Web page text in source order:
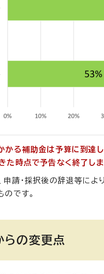
かる補助金は予算に到達
た時点で予告なく終了しま
申請・採択後の辞退等によ
のです。
の変更点